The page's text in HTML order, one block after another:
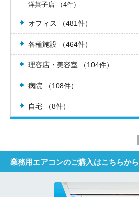
洋菓子店 （4件）
オフィス （481件）
各種施設 （464件）
理容店・美容室 （104件）
病院 （108件）
自宅 （8件）
業務用エアコンのご購入はこちらから